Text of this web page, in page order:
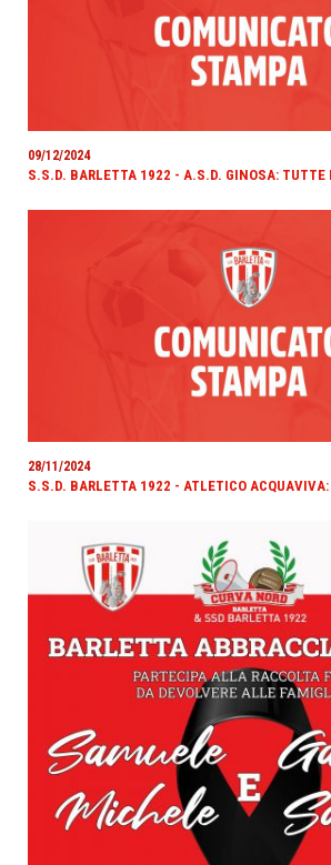
09/12/2024
S.S.D. BARLETTA 1922 - A.S.D. GINOSA: TUTTE
28/11/2024
S.S.D. BARLETTA 1922 - ATLETICO